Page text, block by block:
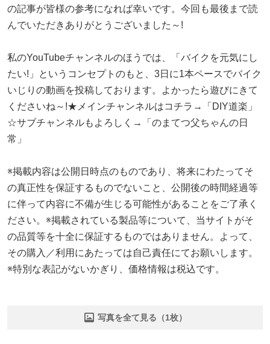
の記事が皆様の参考になれば幸いです。今回も最後まで読
んでいただきありがとうございました～!
私のYouTubeチャンネルのほうでは、「バイクを元気にし
たい!」というコンセプトのもと、3日に1本ペースでバイク
いじりの動画を投稿しております。よかったら遊びにきて
くださいね～!★メインチャンネルはコチラ→「DIY道楽」
☆サブチャンネルもよろしく→「のまてつ父ちゃんの日
常」
※掲載内容は公開日時点のものであり、将来にわたってそ
の真正性を保証するものでないこと、公開後の時間経過等
に伴って内容に不備が生じる可能性があることをご了承く
ださい。※掲載されている製品等について、当サイトがそ
の品質等を十全に保証するものではありません。よって、
その購入／利用にあたっては自己責任にてお願いします。
※特別な表記がないかぎり、価格情報は税込です。
写真を全て見る（1枚）